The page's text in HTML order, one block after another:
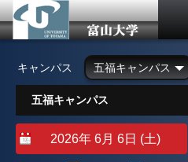
キャンパス 五福キャンパス
五福キャンパス